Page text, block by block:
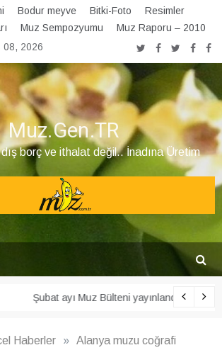
Bodur meyve Bitki-Foto
Resimler
Muz Sempozyumu
Muz Raporu – 2010
08, 2026
Muz.Gen.TR
dış borç ve ithalat değil.. İnadına Üretim
Bülteni yayınlandı
Haberler » Alanya muzu coğrafi